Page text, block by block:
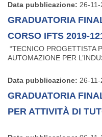
Data pubblicazione: 26-
GRADUATORIA
CORSO IFTS 2019-
“TECNICO PROGETTISTA
AUTOMAZIONE PER
Data pubblicazione: 26-
GRADUATORIA
PER ATTIVITÀ DI